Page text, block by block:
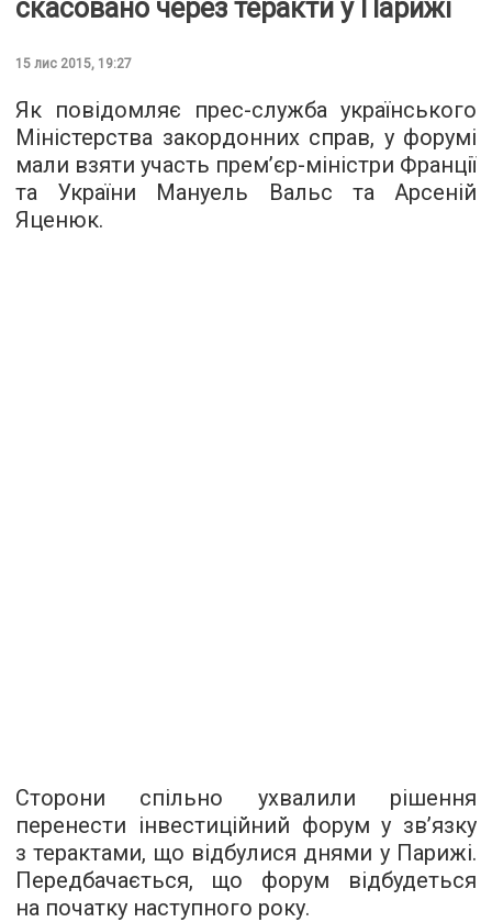
скасовано через теракти у Парижі
15 лис 2015, 19:27
Як повідомляє прес-служба українського
Міністерства закордонних справ, у форумі
мали взяти участь прем’єр-міністри Франції
та України Мануель Вальс та Арсеній
Яценюк.
Сторони спільно ухвалили рішення
перенести інвестиційний форум у зв’язку
з терактами, що відбулися днями у Парижі.
Передбачається, що форум відбудеться
на початку наступного року.